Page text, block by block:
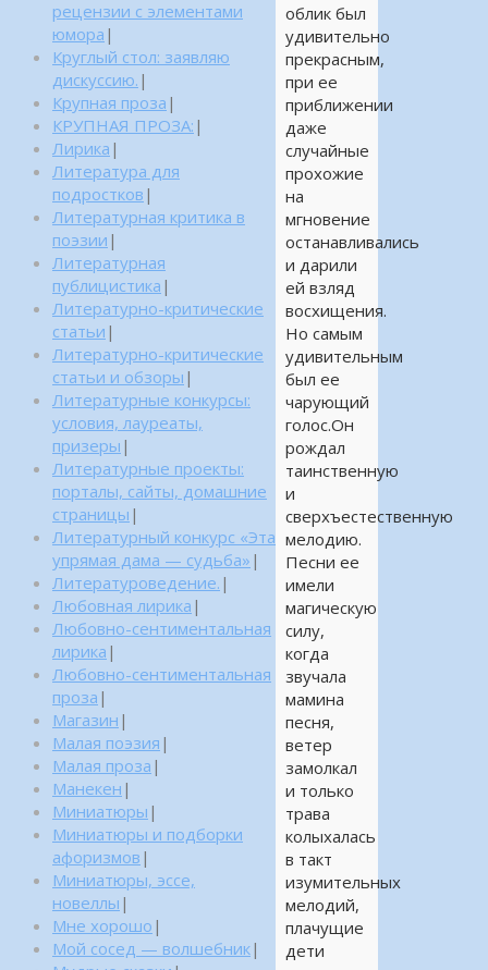
облик был
удивительно
прекрасным,
при ее
приближении
даже
случайные
прохожие
на
мгновение
останавливались
и дарили
ей взляд
восхищения.
Но самым
удивительным
был ее
чарующий
голос.Он
рождал
таинственную
и
сверхъестественную
мелодию.
Песни ее
имели
магическую
силу,
когда
звучала
мамина
песня,
ветер
замолкал
и только
трава
колыхалась
в такт
изумительных
мелодий,
плачущие
дети
рецензии с элементами
юмора |
Круглый стол: заявляю
дискуссию. |
Крупная проза |
КРУПНАЯ ПРОЗА: |
Лирика |
Литература для
подростков |
Литературная критика в
поэзии |
Литературная
публицистика |
Литературно-критические
статьи |
Литературно-критические
статьи и обзоры |
Литературные конкурсы:
условия, лауреаты,
призеры |
Литературные проекты:
порталы, сайты, домашние
страницы |
Литературный конкурс «Эта
упрямая дама — судьба» |
Литературоведение. |
Любовная лирика |
Любовно-сентиментальная
лирика |
Любовно-сентиментальная
проза |
Магазин |
Малая поэзия |
Малая проза |
Манекен |
Миниатюры |
Миниатюры и подборки
афоризмов |
Миниатюры, эссе,
новеллы |
Мне хорошо |
Мой сосед — волшебник|